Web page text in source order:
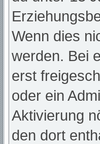
Wenn dies
werden. Bei
erst
oder ein
Aktivierung
den dort